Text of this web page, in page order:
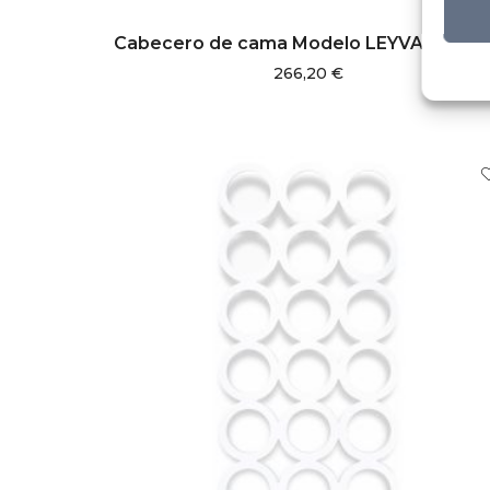
AÑADIR AL CARRITO
Cabecero de cama Modelo LEYVA |
266,20 €